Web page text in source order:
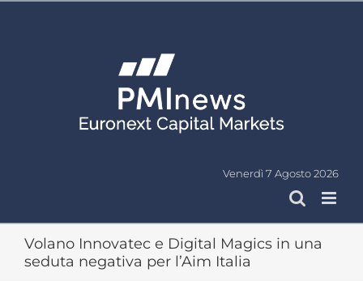
Venerdì 7 Agosto 2026
Volano Innovatec e Digital Magics in una
seduta negativa per l’Aim Italia